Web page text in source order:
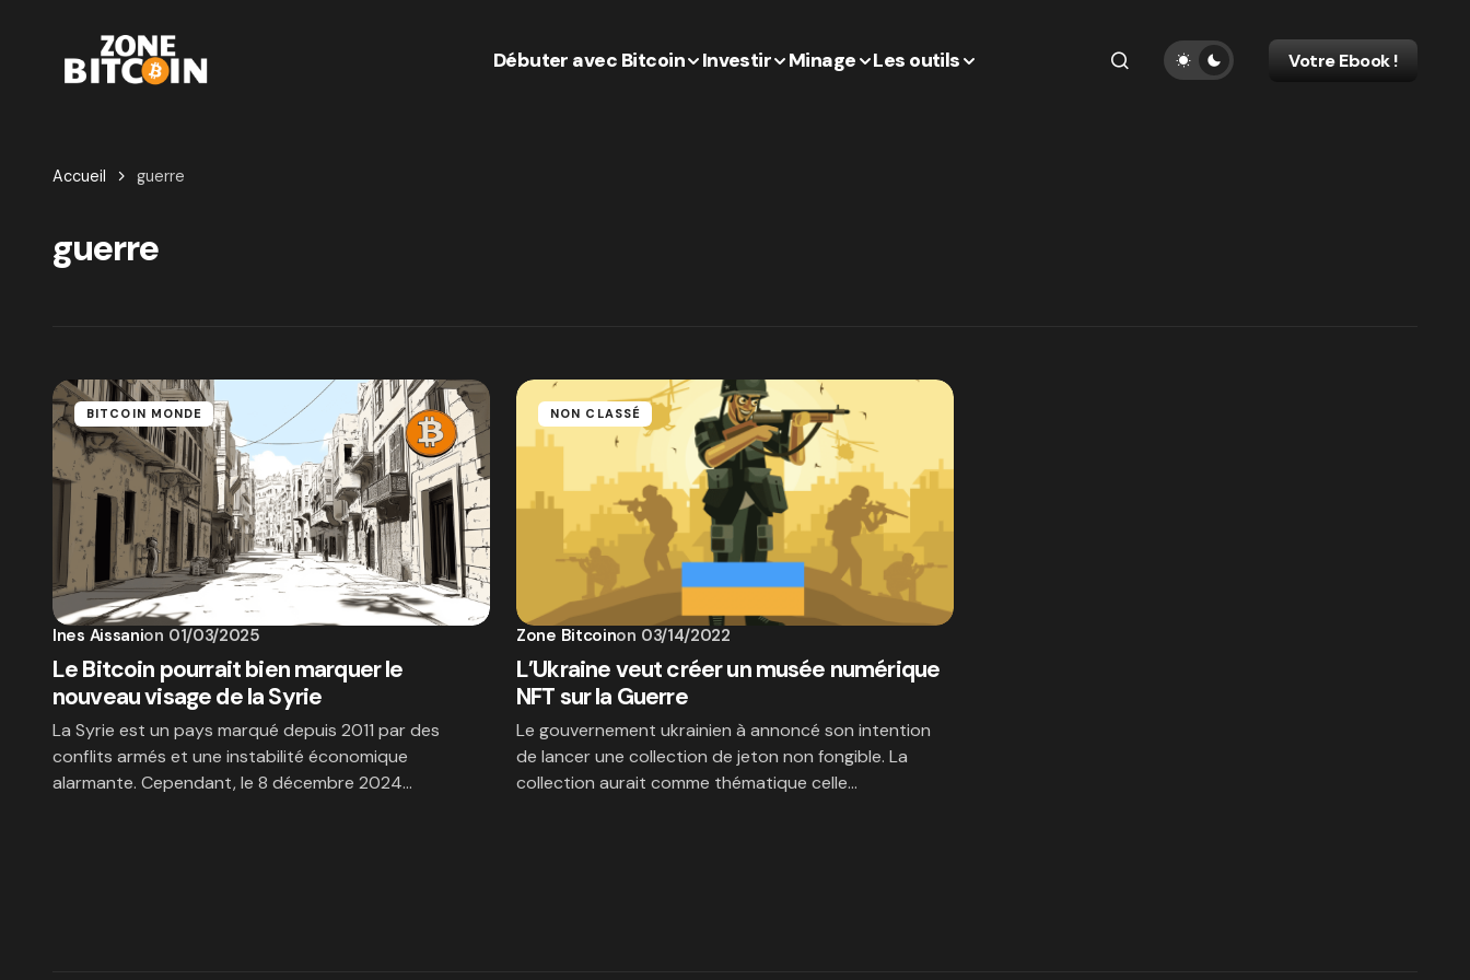
Débuter avec Bitcoin Investir Minage Les outils Votre Ebook !
Accueil guerre
guerre
BITCOIN MONDE
Ines Aissanion 01/03/2025
Le Bitcoin pourrait bien marquer le
nouveau visage de la Syrie
La Syrie est un pays marqué depuis 2011 par des
conflits armés et une instabilité économique
alarmante. Cependant, le 8 décembre 2024…
NON CLASSÉ
Zone Bitcoinon 03/14/2022
L’Ukraine veut créer un musée numérique
NFT sur la Guerre
Le gouvernement ukrainien à annoncé son intention
de lancer une collection de jeton non fongible. La
collection aurait comme thématique celle…